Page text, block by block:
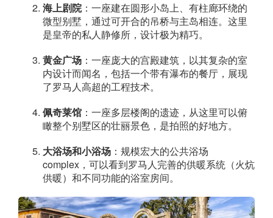
海上剧院：一座建在圆形小岛上、有柱廊环绕的
微型别墅，通过可开合的吊桥与主岛相连。这里
是皇帝的私人静修所，设计极为精巧。
黄金广场 ：一座庞大的宫殿建筑，以其复杂的室
内设计而闻名，包括一个带有瀑布的餐厅，展现
了罗马人高超的工程技术。
佩奇莱馆 ：一座多层楼阁的遗迹，从这里可以俯
瞰整个别墅区的壮丽景色，是拍照的好地方。
大浴场和小浴场 ：规模宏大的公共浴场
complex，可以看到罗马人完善的供暖系统（火炕
供暖）和不同功能的浴室房间。